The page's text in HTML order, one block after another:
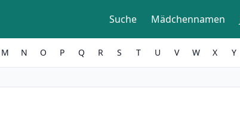
Suche Mädchennamen
M N O P Q R S T U V W X Y